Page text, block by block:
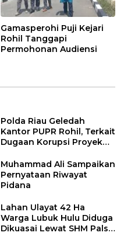
Gamasperohi Puji Kejari
Rohil Tanggapi
Permohonan Audiensi
Polda Riau Geledah
Kantor PUPR Rohil, Terkait
Dugaan Korupsi Proyek
Miliar
Muhammad Ali Sampaikan
Pernyataan Riwayat
Pidana
Lahan Ulayat 42 Ha
Warga Lubuk Hulu Diduga
Dikuasai Lewat SHM Palsu